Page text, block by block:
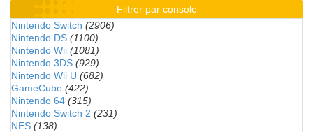
Filtrer par console
Nintendo Switch (2906)
Nintendo DS (1100)
Nintendo Wii (1081)
Nintendo 3DS (929)
Nintendo Wii U (682)
GameCube (422)
Nintendo 64 (315)
Nintendo Switch 2 (231)
NES (138)